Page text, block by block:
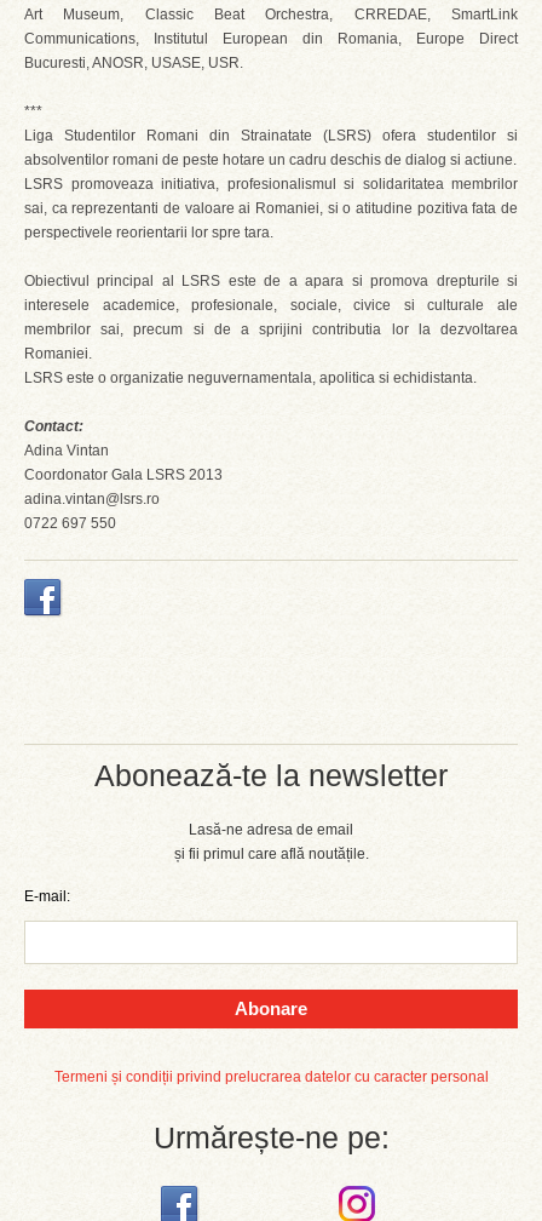
Abonează-te la newsletter
Lasă-ne adresa de email
și fii primul care află noutățile.
E-mail:
Abonare
Termeni și condiții privind prelucrarea datelor cu caracter personal
Urmărește-ne pe:
Art Museum, Classic Beat Orchestra, CRREDAE, SmartLink
Communications, Institutul European din Romania, Europe Direct
Bucuresti, ANOSR, USASE, USR.
***
Liga Studentilor Romani din Strainatate (LSRS) ofera studentilor si
absolventilor romani de peste hotare un cadru deschis de dialog si actiune.
LSRS promoveaza initiativa, profesionalismul si solidaritatea membrilor
sai, ca reprezentanti de valoare ai Romaniei, si o atitudine pozitiva fata de
perspectivele reorientarii lor spre tara.
Obiectivul principal al LSRS este de a apara si promova drepturile si
interesele academice, profesionale, sociale, civice si culturale ale
membrilor sai, precum si de a sprijini contributia lor la dezvoltarea
Romaniei.
LSRS este o organizatie neguvernamentala, apolitica si echidistanta.
Contact:
Adina Vintan
Coordonator Gala LSRS 2013
adina.vintan@lsrs.ro
0722 697 550